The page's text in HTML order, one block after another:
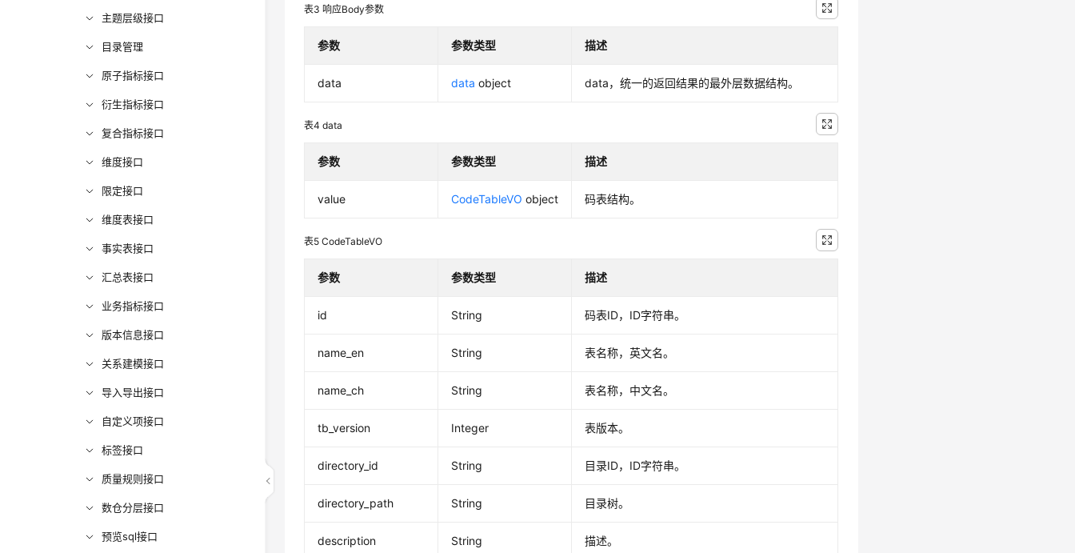
主题层级接口
目录管理
原子指标接口
衍生指标接口
复合指标接口
维度接口
限定接口
维度表接口
事实表接口
汇总表接口
业务指标接口
版本信息接口
关系建模接口
导入导出接口
自定义项接口
标签接口
质量规则接口
数仓分层接口
预览sql接口
表3响应Body参数
参数 参数类型 描述
data data object data，统一的返回结果的最外层数据结构。
表4data
参数 参数类型 描述
value CodeTableVO object 码表结构。
表5CodeTableVO
参数 参数类型 描述
id String 码表ID，ID字符串。
name_en String 表名称，英文名。
name_ch String 表名称，中文名。
tb_version Integer 表版本。
directory_id String 目录ID，ID字符串。
directory_path String 目录树。
description String 描述。